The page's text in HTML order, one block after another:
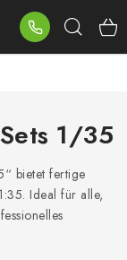
1/35
bietet fertige
Ideal für alle,